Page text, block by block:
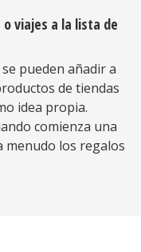
viajes a la lista de
pueden añadir a
de tiendas
idea propia.
comienza una
menudo los regalos